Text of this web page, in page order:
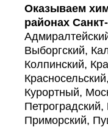
Оказываем
районах
Выборгский,
Колпинский,
Курортный,
Приморский,